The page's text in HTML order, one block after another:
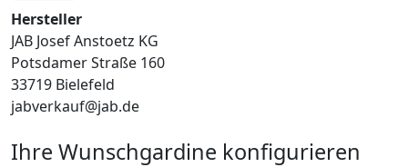
Hersteller
JAB Josef Anstoetz KG
Potsdamer Straße 160
33719 Bielefeld
jabverkauf@jab.de
Ihre Wunschgardine konfigurieren